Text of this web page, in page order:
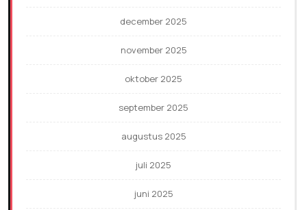
december 2025
november 2025
oktober 2025
september 2025
augustus 2025
juli 2025
juni 2025